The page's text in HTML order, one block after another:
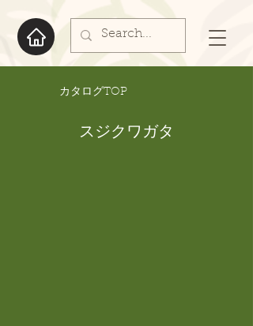
​カタログTOP
スジクワガタ